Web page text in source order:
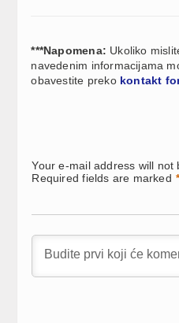
***Napomena: Ukoliko
navedenim informacijama
obavestite preko kontakt
Your e-mail address will not
Required fields are marked